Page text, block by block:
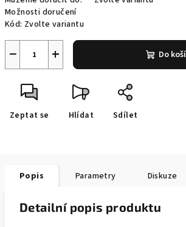
Možnosti doručení
Kód: Zvolte variantu
+
− Do
Zeptat se Hlídat Sdílet
Popis Parametry Diskuze
Detailní popis produktu